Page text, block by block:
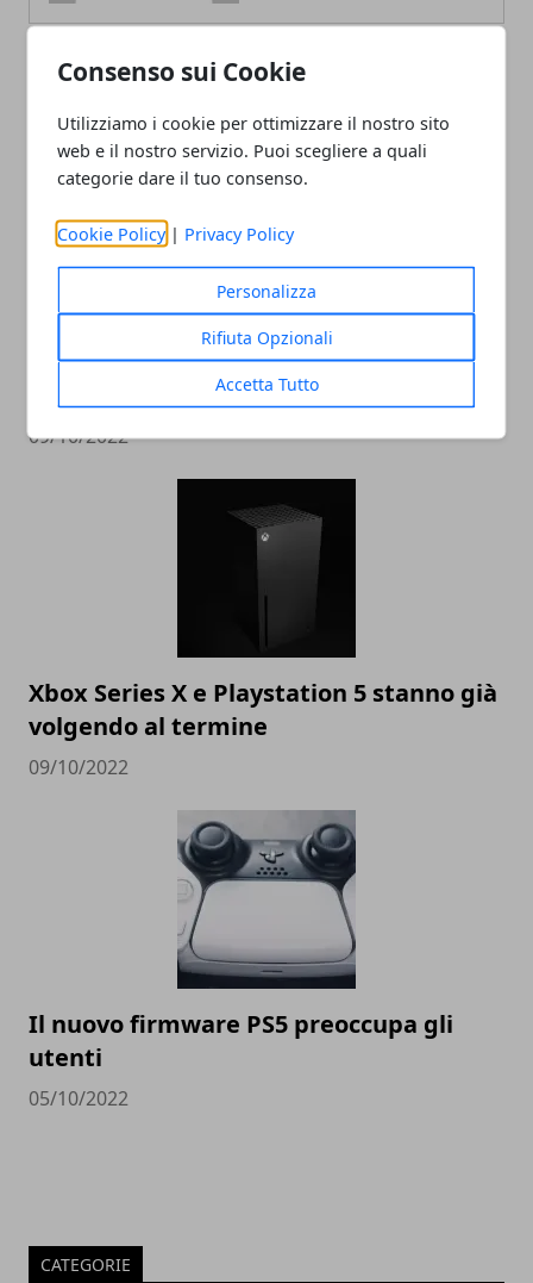
Consenso sui Cookie
Utilizziamo i cookie per ottimizzare il nostro sito
web e il nostro servizio. Puoi scegliere a quali
categorie dare il tuo consenso.
Cookie Policy | Privacy Policy
Personalizza
Rifiuta Opzionali
Accetta Tutto
L'editor di Street Fighter 6 crea
personaggi da incubo
09/10/2022
Xbox Series X e Playstation 5 stanno già
volgendo al termine
09/10/2022
Il nuovo firmware PS5 preoccupa gli
utenti
05/10/2022
CATEGORIE